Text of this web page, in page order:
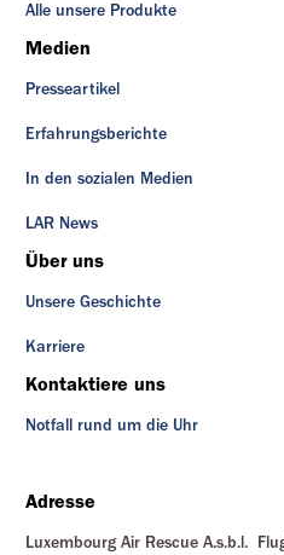
Alle unsere Produkte
Medien
Presseartikel
Erfahrungsberichte
In den sozialen Medien
LAR News
Über uns
Unsere Geschichte
Karriere
Kontaktiere uns
Notfall rund um die Uhr
Adresse
Luxembourg Air Rescue A.s.b.l.